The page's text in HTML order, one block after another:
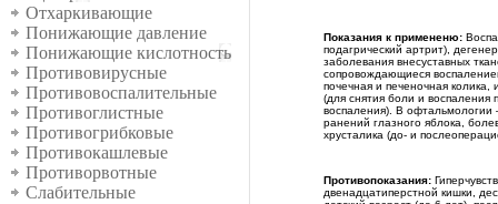
Отхаркивающие
Понижающие давление
Понижающие кислотность
Противовирусные
Противовоспалительные
Противоглистные
Противогрибковые
Противокашлевые
Противорвотные
Слабительные
Показания к примененю:
подагрический артрит),
заболевания внесуставных
сопровождающиеся
почечная и печеночная
(для снятия боли и
воспаления). В
ранений глазного яблока,
хрусталика (до- и
Противопоказания:
двенадцатиперстной кишки,